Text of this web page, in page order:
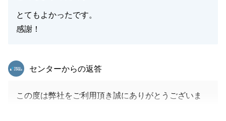
とてもよかったです。
感謝！
東急リバブル
センターからの返答
この度は弊社をご利用頂き誠にありがとうございま